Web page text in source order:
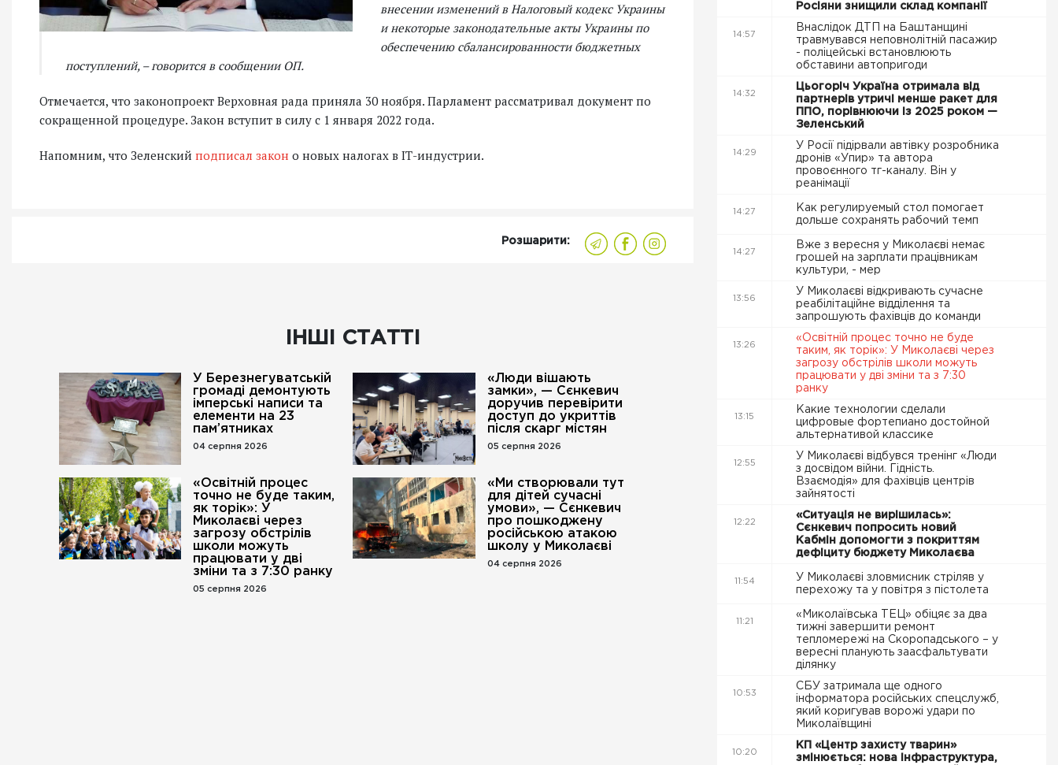
внесении изменений в Налоговый кодекс Украины
и некоторые законодательные акты Украины по
обеспечению сбалансированности бюджетных
поступлений, – говорится в сообщении ОП.
Отмечается, что законопроект Верховная рада приняла 30 ноября. Парламент рассматривал документ по
сокращенной процедуре. Закон вступит в силу с 1 января 2022 года.
Напомним, что Зеленский подписал закон о новых налогах в ІТ-индустрии.
Розшарити:
ІНШІ СТАТТІ
У Березнегуватській
громаді демонтують
імперські написи та
елементи на 23
пам’ятниках
04 серпня 2026
«Люди вішають
замки», — Сєнкевич
доручив перевірити
доступ до укриттів
після скарг містян
05 серпня 2026
«Освітній процес
точно не буде таким,
як торік»: У
Миколаєві через
загрозу обстрілів
школи можуть
працювати у дві
зміни та з 7:30 ранку
05 серпня 2026
«Ми створювали тут
для дітей сучасні
умови», — Сєнкевич
про пошкоджену
російською атакою
школу у Миколаєві
04 серпня 2026
Росіяни знищили склад компанії
14:57
Внаслідок ДТП на Баштанщині
травмувався неповнолітній пасажир
- поліцейські встановлюють
обставини автопригоди
14:32
Цьогоріч Україна отримала від
партнерів утричі менше ракет для
ППО, порівнюючи із 2025 роком —
Зеленський
14:29
У Росії підірвали автівку розробника
дронів «Упир» та автора
провоєнного тг-каналу. Він у
реанімації
14:27
Как регулируемый стол помогает
дольше сохранять рабочий темп
14:27
Вже з вересня у Миколаєві немає
грошей на зарплати працівникам
культури, - мер
13:56
У Миколаєві відкривають сучасне
реабілітаційне відділення та
запрошують фахівців до команди
13:26
«Освітній процес точно не буде
таким, як торік»: У Миколаєві через
загрозу обстрілів школи можуть
працювати у дві зміни та з 7:30
ранку
13:15
Какие технологии сделали
цифровые фортепиано достойной
альтернативой классике
12:55
У Миколаєві відбувся тренінг «Люди
з досвідом війни. Гідність.
Взаємодія» для фахівців центрів
зайнятості
12:22
«Ситуація не вирішилась»:
Сєнкевич попросить новий
Кабмін допомогти з покриттям
дефіциту бюджету Миколаєва
11:54
У Миколаєві зловмисник стріляв у
перехожу та у повітря з пістолета
11:21
«Миколаївська ТЕЦ» обіцяє за два
тижні завершити ремонт
тепломережі на Скоропадського – у
вересні планують заасфальтувати
ділянку
10:53
СБУ затримала ще одного
інформатора російських спецслужб,
який коригував ворожі удари по
Миколаївщині
10:20
КП «Центр захисту тварин»
змінюється: нова інфраструктура,